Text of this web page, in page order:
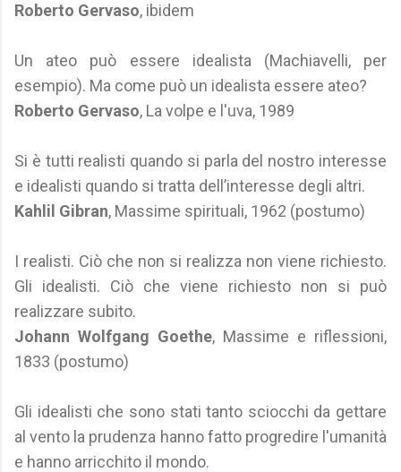
Roberto Gervaso, ibidem
Un ateo può essere idealista (Machiavelli, per
esempio). Ma come può un idealista essere ateo?
Roberto Gervaso, La volpe e l'uva, 1989
Si è tutti realisti quando si parla del nostro interesse
e idealisti quando si tratta dell’interesse degli altri.
Kahlil Gibran, Massime spirituali, 1962 (postumo)
I realisti. Ciò che non si realizza non viene richiesto.
Gli idealisti. Ciò che viene richiesto non si può
realizzare subito.
Johann Wolfgang Goethe, Massime e riflessioni,
1833 (postumo)
Gli idealisti che sono stati tanto sciocchi da gettare
al vento la prudenza hanno fatto progredire l'umanità
e hanno arricchito il mondo.